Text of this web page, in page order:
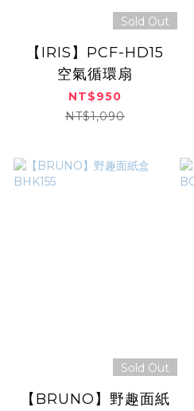
Sold Out
【IRIS】PCF-HD15
空氣循環扇
NT$950
NT$1,090
Sold Out
【BRUNO】野趣面紙